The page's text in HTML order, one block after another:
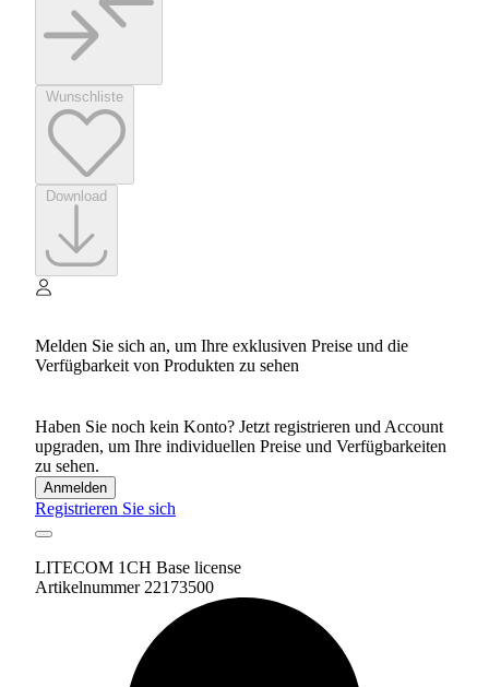
Melden Sie sich an, um Ihre exklusiven Preise und die
Verfügbarkeit von Produkten zu sehen
Haben Sie noch kein Konto? Jetzt registrieren und Account
upgraden, um Ihre individuellen Preise und Verfügbarkeiten
zu sehen.
Anmelden
Registrieren Sie sich
LITECOM 1CH Base license
Artikelnummer 22173500